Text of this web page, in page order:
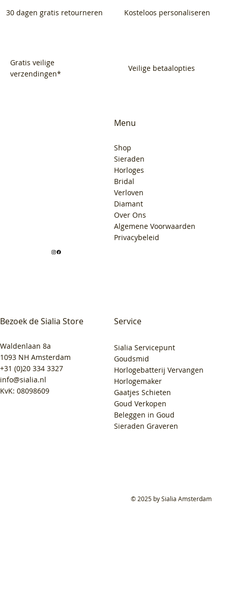
30 dagen gratis retourneren Kosteloos personaliseren
Gratis veilige
verzendingen*
Veilige betaalopties
Bezoek de Sialia Store
Waldenlaan 8a
1093 NH Amsterdam
+31 (0)20 334 3327
info@sialia.nl
KvK: 08098609
Menu
Shop
Sieraden
Horloges
Bridal
Verloven
Diamant
Over Ons
Algemene Voorwaarden
Privacybeleid
Service
Sialia Servicepunt
Goudsmid
Horlogebatterij Vervangen
Horlogemaker
Gaatjes Schieten
Goud Verkopen
Beleggen in Goud
Sieraden Graveren
© 2025 by Sialia Amsterdam